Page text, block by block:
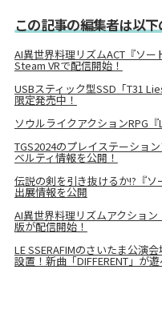
この記事の編集者は以
AI異世界料理リズムACT『ソ
Steam VRで配信開始！
USBスティック型SSD「T31
限定発売中！
ソウルライクアクションRPG
TGS2024のプレイステーショ
ベルティ情報を公開！
伝説の剣を引き抜けるか!?『
出展情報を公開
AI異世界料理リズムアクショ
版が配信開始！
LE SSERAFIMのさいたま公演
設置！新曲「DIFFERENT」が